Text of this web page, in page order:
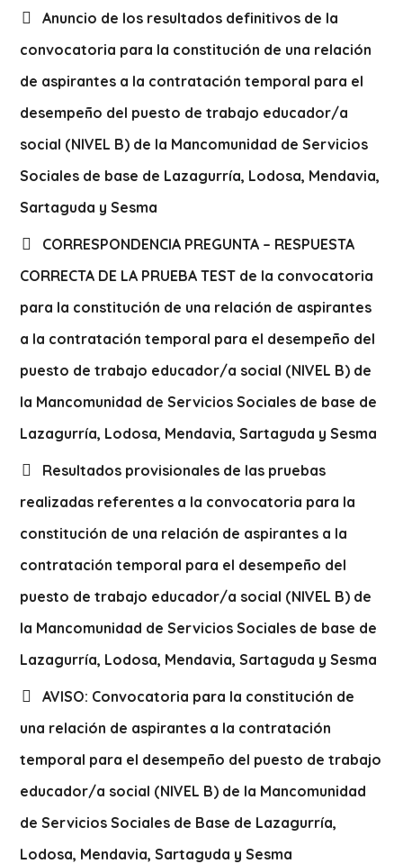
Anuncio de los resultados definitivos de la
convocatoria para la constitución de una relación
de aspirantes a la contratación temporal para el
desempeño del puesto de trabajo educador/a
social (NIVEL B) de la Mancomunidad de Servicios
Sociales de base de Lazagurría, Lodosa, Mendavia,
Sartaguda y Sesma
CORRESPONDENCIA PREGUNTA – RESPUESTA
CORRECTA DE LA PRUEBA TEST de la convocatoria
para la constitución de una relación de aspirantes
a la contratación temporal para el desempeño del
puesto de trabajo educador/a social (NIVEL B) de
la Mancomunidad de Servicios Sociales de base de
Lazagurría, Lodosa, Mendavia, Sartaguda y Sesma
Resultados provisionales de las pruebas
realizadas referentes a la convocatoria para la
constitución de una relación de aspirantes a la
contratación temporal para el desempeño del
puesto de trabajo educador/a social (NIVEL B) de
la Mancomunidad de Servicios Sociales de base de
Lazagurría, Lodosa, Mendavia, Sartaguda y Sesma
AVISO: Convocatoria para la constitución de
una relación de aspirantes a la contratación
temporal para el desempeño del puesto de trabajo
educador/a social (NIVEL B) de la Mancomunidad
de Servicios Sociales de Base de Lazagurría,
Lodosa, Mendavia, Sartaguda y Sesma